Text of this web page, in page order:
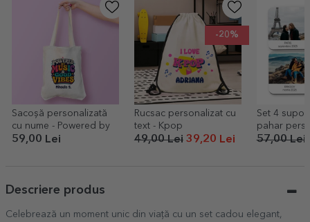
Sacoșă personalizată
cu nume - Powered by
59,00 Lei
-20%
Rucsac personalizat cu
text - Kpop
49,00 Lei39,20 Lei
Set 4
pahar
text și poze
57,00 Lei
Descriere produs
Celebrează un moment unic din viață cu un set cadou elegant,